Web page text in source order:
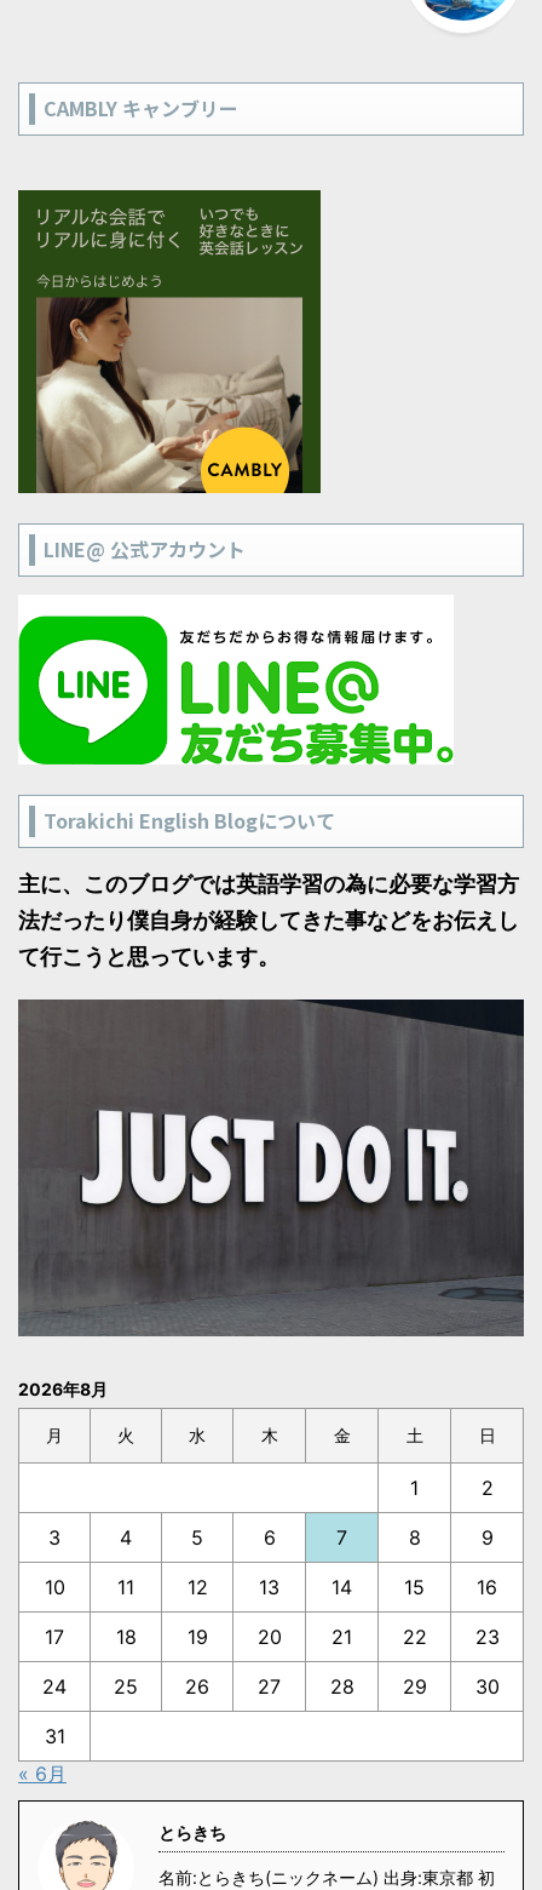
CAMBLY キャンブリー
LINE@ 公式アカウント
Torakichi English Blogについて
主に、このブログでは英語学習の為に必要な学習方
法だったり僕自身が経験してきた事などをお伝えし
て行こうと思っています。
2026年8月
月 火 水 木 金 土 日
1 2
3 4 5 6 7 8 9
10 11 12 13 14 15 16
17 18 19 20 21 22 23
24 25 26 27 28 29 30
31
« 6月
とらきち
名前:とらきち(ニックネーム) 出身:東京都 初